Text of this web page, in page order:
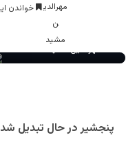
خواندن این مطلب 9
مهرالدین مشید
پنجشیر در حال تبدیل